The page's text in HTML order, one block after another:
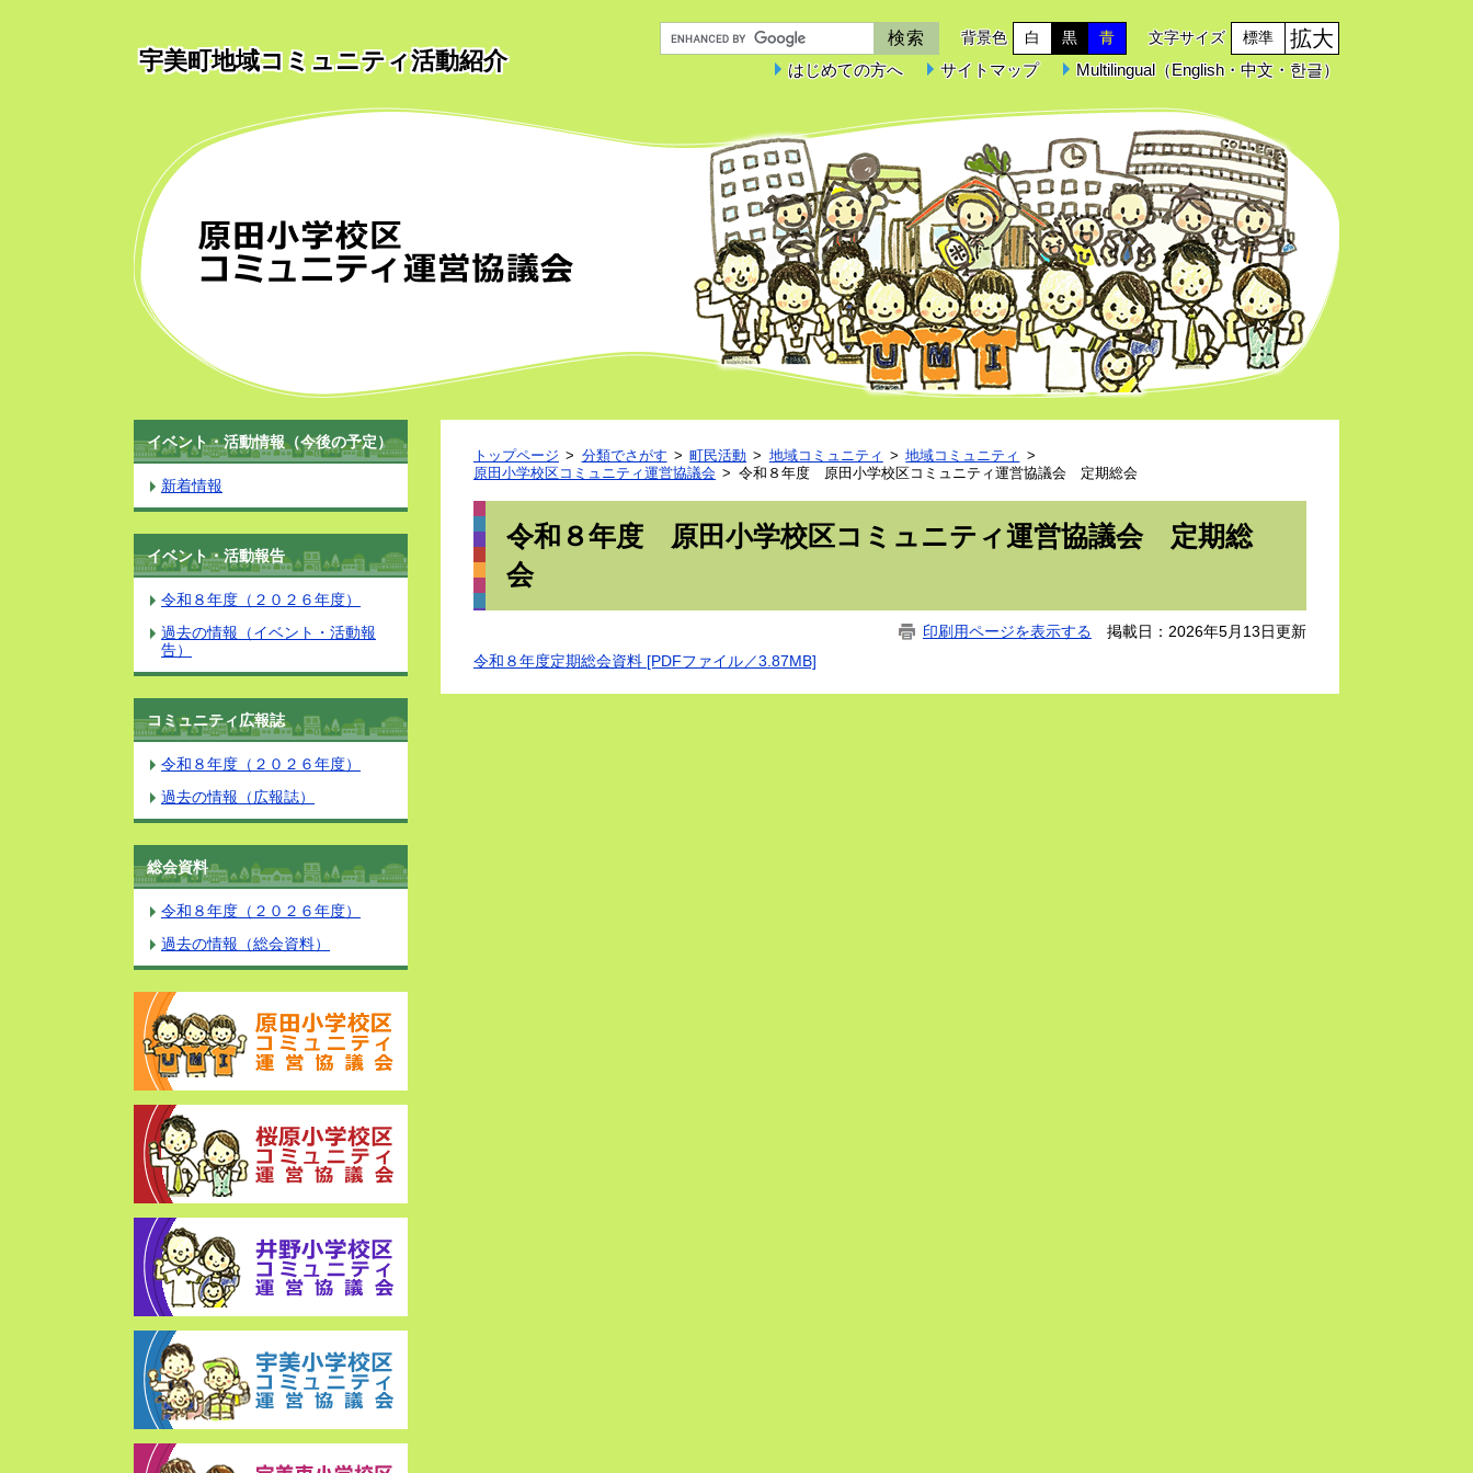
宇美町地域コミュニティ活動紹介
背景色 白 黒 青 文字サイズ 標準 拡大
はじめての方へ サイトマップ Multilingual（English・中文・한글）
原田小学校区コミュニティ運営協議会
イベント・活動情報（今後の予定）
新着情報
イベント・活動報告
令和８年度（２０２６年度）
過去の情報（イベント・活動報
告）
コミュニティ広報誌
令和８年度（２０２６年度）
過去の情報（広報誌）
総会資料
令和８年度（２０２６年度）
過去の情報（総会資料）
トップページ 分類でさがす 町民活動 地域コミュニティ
地域コミュニティ
原田小学校区コミュニティ運営協議会
令和８年度 原田小学校区コミュニティ運営協議会 定期総会
令和８年度 原田小学校区コミュニティ運営協議会 定期総
会
印刷用ページを表示する 掲載日：2026年5月13日更新
令和８年度定期総会資料 [PDFファイル／3.87MB]